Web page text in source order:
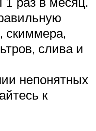
скиммера,
слива и
непонятных
к